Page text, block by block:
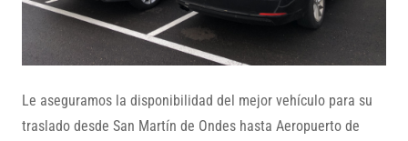
Le aseguramos la disponibilidad del mejor vehículo para su
traslado desde San Martín de Ondes hasta Aeropuerto de